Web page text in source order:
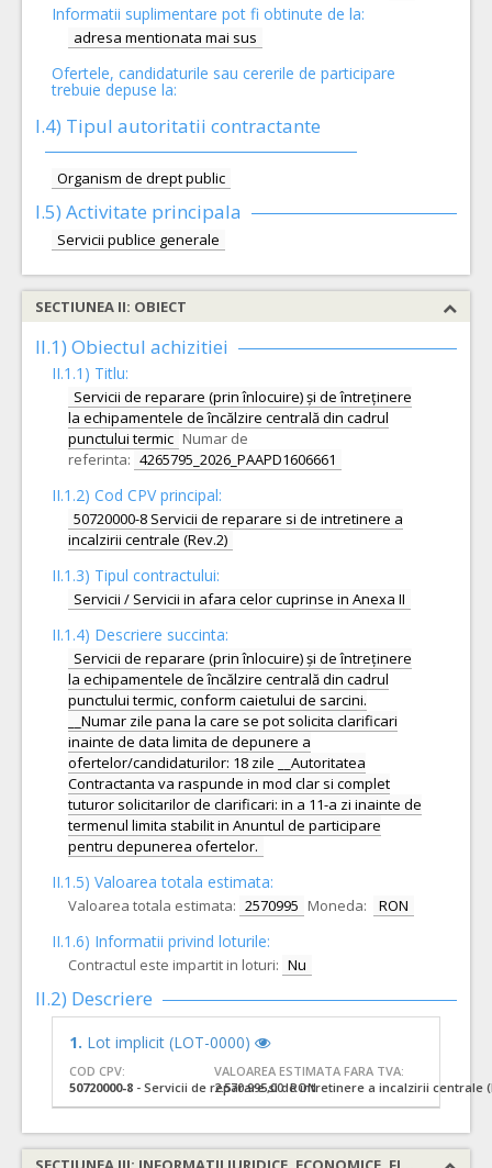
Informatii suplimentare pot fi obtinute de la:
adresa mentionata mai sus
Ofertele, candidaturile sau cererile de participare
trebuie depuse la:
I.4) Tipul autoritatii contractante
Organism de drept public
I.5) Activitate principala
Servicii publice generale
SECTIUNEA II: OBIECT
II.1) Obiectul achizitiei
II.1.1) Titlu:
Servicii de reparare (prin înlocuire) și de întreținere
la echipamentele de încălzire centrală din cadrul
punctului termic Numar de
referinta: 4265795_2026_PAAPD1606661
II.1.2) Cod CPV principal:
50720000-8 Servicii de reparare si de intretinere a
incalzirii centrale (Rev.2)
II.1.3) Tipul contractului:
Servicii / Servicii in afara celor cuprinse in Anexa II
II.1.4) Descriere succinta:
Servicii de reparare (prin înlocuire) și de întreținere
la echipamentele de încălzire centrală din cadrul
punctului termic, conform caietului de sarcini.
__Numar zile pana la care se pot solicita clarificari
inainte de data limita de depunere a
ofertelor/candidaturilor: 18 zile __Autoritatea
Contractanta va raspunde in mod clar si complet
tuturor solicitarilor de clarificari: in a 11-a zi inainte de
termenul limita stabilit in Anuntul de participare
pentru depunerea ofertelor.
II.1.5) Valoarea totala estimata:
Valoarea totala estimata: 2570995 Moneda: RON
II.1.6) Informatii privind loturile:
Contractul este impartit in loturi: Nu
II.2) Descriere
1. Lot implicit (LOT-0000)
COD CPV:
50720000-8 - Servicii de reparare si de intretinere a incalzirii centrale
VALOAREA ESTIMATA FARA TVA:
2.570.995,00 RON